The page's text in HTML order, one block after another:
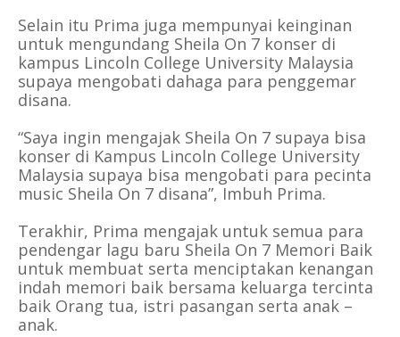
Selain itu Prima juga mempunyai keinginan
untuk mengundang Sheila On 7 konser di
kampus Lincoln College University Malaysia
supaya mengobati dahaga para penggemar
disana.
“Saya ingin mengajak Sheila On 7 supaya bisa
konser di Kampus Lincoln College University
Malaysia supaya bisa mengobati para pecinta
music Sheila On 7 disana”, Imbuh Prima.
Terakhir, Prima mengajak untuk semua para
pendengar lagu baru Sheila On 7 Memori Baik
untuk membuat serta menciptakan kenangan
indah memori baik bersama keluarga tercinta
baik Orang tua, istri pasangan serta anak –
anak.